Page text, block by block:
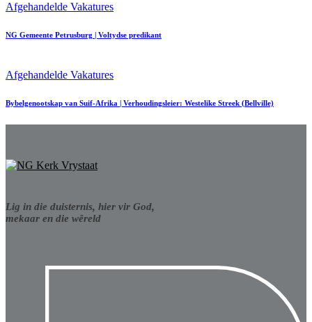
Afgehandelde Vakatures
NG Gemeente Petrusburg | Voltydse predikant
Afgehandelde Vakatures
Bybelgenootskap van Suif-Afrika | Verhoudingsleier: Westelike Streek (Bellville)
Lig in die duisternis, hier vir God,
mekaar en die wêreld